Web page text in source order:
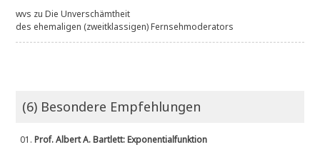
wvs zuDie Unverschämtheit
des ehemaligen (zweitklassigen) Fernsehmoderators
(6) Besondere Empfehlungen
01.Prof. Albert A. Bartlett: Exponentialfunktion